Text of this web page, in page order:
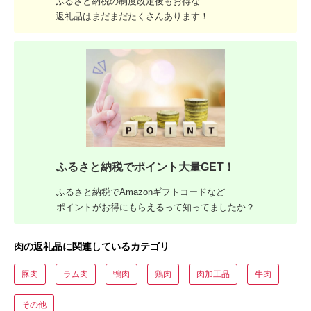
返礼品はまだまだたくさんあります！
ふるさと納税でポイント大量GET！
ふるさと納税でAmazonギフトコードなど
ポイントがお得にもらえるって知ってましたか？
肉の返礼品に関連しているカテゴリ
豚肉 ラム肉 鴨肉 鶏肉 肉加工品 牛肉
その他